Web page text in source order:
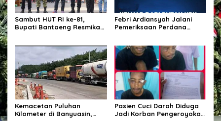
Sambut HUT RI ke-81,
Bupati Bantaeng Resmikan
Febri Ardiansyah Jalani
Pemeriksaan Perdana
Kemacetan Puluhan
Kilometer di Banyuasin,
Pasien Cuci Darah Diduga
Jadi Korban Pengeroyokan